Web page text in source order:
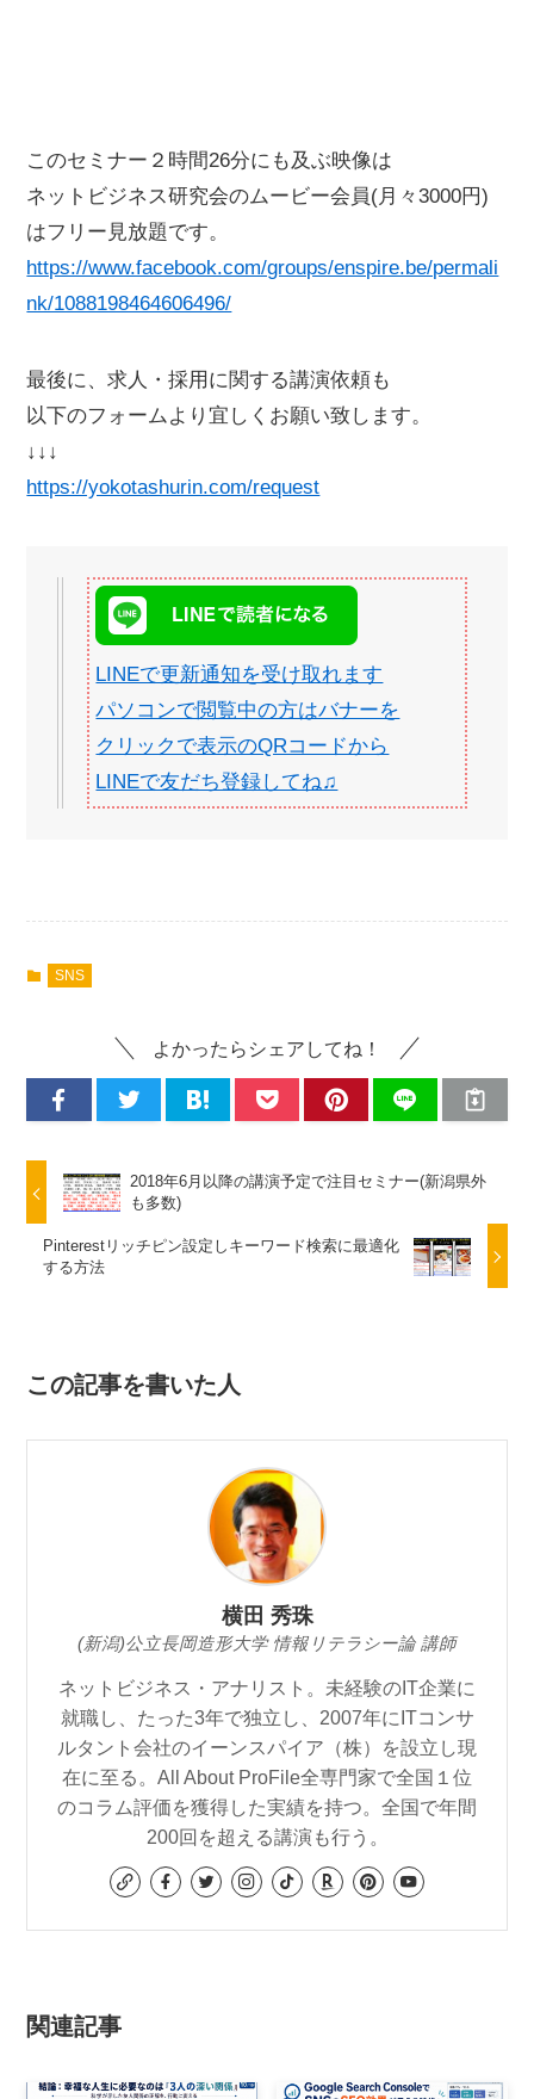
このセミナー２時間26分にも及ぶ映像は
ネットビジネス研究会のムービー会員(月々3000円)
はフリー見放題です。
https://www.facebook.com/groups/enspire.be/permali
nk/1088198464606496/
最後に、求人・採用に関する講演依頼も
以下のフォームより宜しくお願い致します。
↓↓↓
https://yokotashurin.com/request
LINEで更新通知を受け取れます
パソコンで閲覧中の方はバナーを
クリックで表示のQRコードから
LINEで友だち登録してね♫
SNS
よかったらシェアしてね！
2018年6月以降の講演予定で注目セミナー(新潟県外
も多数)
Pinterestリッチピン設定しキーワード検索に最適化
する方法
この記事を書いた人
横田 秀珠
(新潟)公立長岡造形大学 情報リテラシー論 講師
ネットビジネス・アナリスト。未経験のIT企業に
就職し、たった3年で独立し、2007年にITコンサ
ルタント会社のイーンスパイア（株）を設立し現
在に至る。All About ProFile全専門家で全国１位
のコラム評価を獲得した実績を持つ。全国で年間
200回を超える講演も行う。
関連記事